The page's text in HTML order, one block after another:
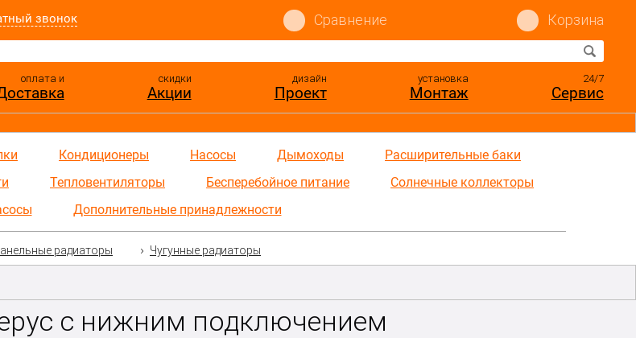
звонок Сравнение Корзина
оплата и скидки
Акции
дизайн
Проект
установка
Монтаж
24/7
Сервис
Кондиционеры Насосы Дымоходы
Расширительные баки
Тепловентиляторы Бесперебойное питание
Солнечные коллекторы
Дополнительные принадлежности
радиаторы Чугунные радиаторы
с нижним подключением